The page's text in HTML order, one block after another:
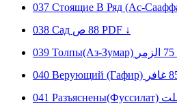
037 Стоящие В Ряд (Ас-
038 Сад ص 88 PDF ↓
039 Толпы(Аз-Зумар) الزمر 75
040 Верующий (Гафир) غافر
041 Разъяснены(Фуссилат)